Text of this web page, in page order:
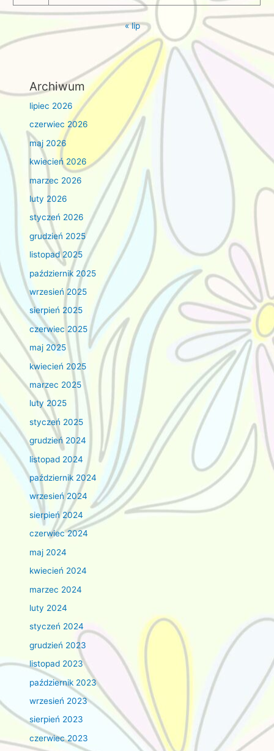
« lip
Archiwum
lipiec 2026
czerwiec 2026
maj 2026
kwiecień 2026
marzec 2026
luty 2026
styczeń 2026
grudzień 2025
listopad 2025
październik 2025
wrzesień 2025
sierpień 2025
czerwiec 2025
maj 2025
kwiecień 2025
marzec 2025
luty 2025
styczeń 2025
grudzień 2024
listopad 2024
październik 2024
wrzesień 2024
sierpień 2024
czerwiec 2024
maj 2024
kwiecień 2024
marzec 2024
luty 2024
styczeń 2024
grudzień 2023
listopad 2023
październik 2023
wrzesień 2023
sierpień 2023
czerwiec 2023